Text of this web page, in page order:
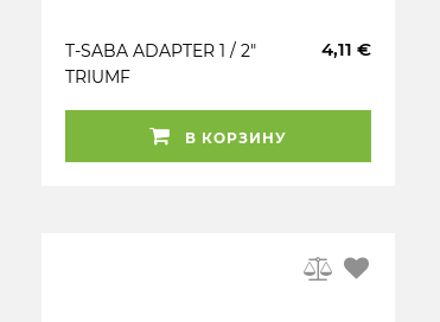
T-SABA ADAPTER 1 / 2"
TRIUMF
4,11 €
В КОРЗИНУ